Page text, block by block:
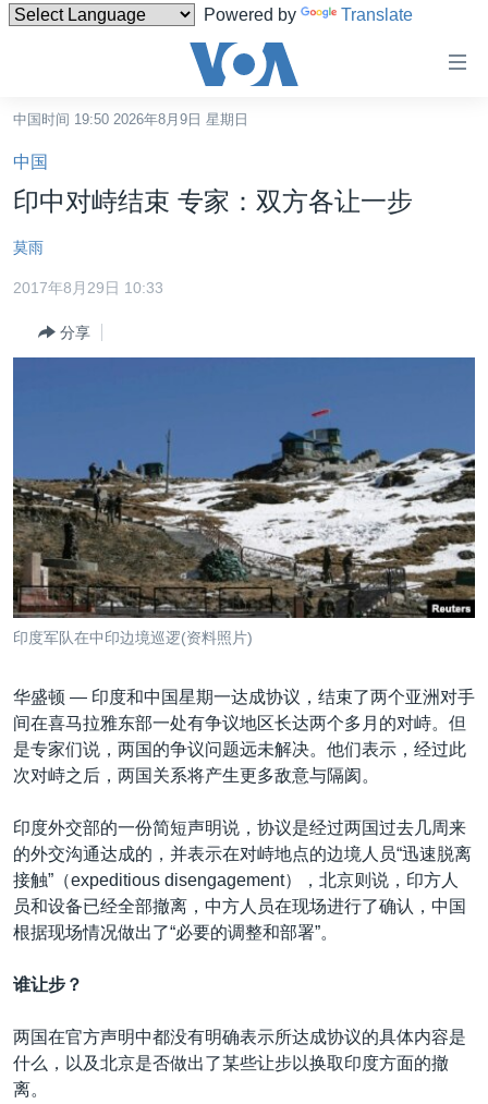
Powered by Translate
碍
链
接
跳
转
内
跳
转
到
检
索
台湾
港澳
国际
欧洲
非洲
美洲
全球议题
人权·法律·宗教
科教·文娱·体健
军事
劳工
环境
白宫要闻
国会报道
美中关系
美国建国250周年
美国之音专访
重要讲话与声明
台海两岸关系
关注西藏
关注新疆
GEN Z 看美国
VOA视频
VOA今日焦点
中文广播
关注我们
其他语言网站
中国时间 19:50 2026年8月9日 星期日
中国
印中对峙结束 专家：双方各让一步
莫雨
2017年8月29日 10:33
分享
印度军队在中印边境巡逻(资料照片)
华盛顿 — 印度和中国星期一达成协议，结束了两个亚洲对手
间在喜马拉雅东部一处有争议地区长达两个多月的对峙。但
是专家们说，两国的争议问题远未解决。他们表示，经过此
次对峙之后，两国关系将产生更多敌意与隔阂。
印度外交部的一份简短声明说，协议是经过两国过去几周来
的外交沟通达成的，并表示在对峙地点的边境人员“迅速脱离
接触”（expeditious disengagement），北京则说，印方人
员和设备已经全部撤离，中方人员在现场进行了确认，中国
根据现场情况做出了“必要的调整和部署”。
谁让步？
两国在官方声明中都没有明确表示所达成协议的具体内容是
什么，以及北京是否做出了某些让步以换取印度方面的撤
离。